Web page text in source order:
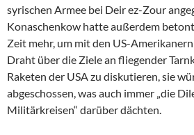
syrischen Armee bei Deir ez-Zour
Konaschenkow hatte außerdem
Zeit mehr, um mit den US-
Draht über die Ziele an fliegender
Raketen der USA zu diskutieren, sie
abgeschossen, was auch immer „die
Militärkreisen“ darüber dächten.